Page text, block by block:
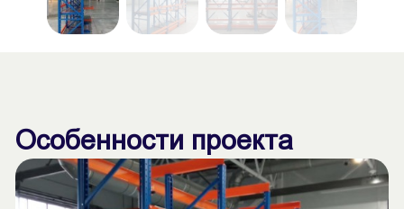
Особенности проекта